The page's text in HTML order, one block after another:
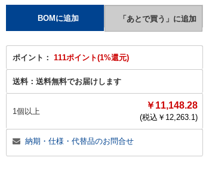
ポイント： 111ポイント(1%還元)
送料： 送料無料でお届けします
1個以上
￥11,148.28
(税込￥ 12,263.1)
納期・仕様・代替品のお問合せ